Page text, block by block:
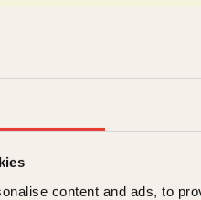
content and ads, to